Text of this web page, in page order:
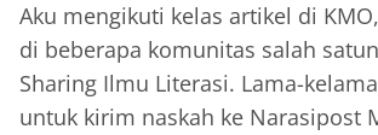
Aku mengikuti kelas artikel di
di beberapa komunitas salah
Sharing Ilmu Literasi. Lama-
untuk kirim naskah ke Narasipost